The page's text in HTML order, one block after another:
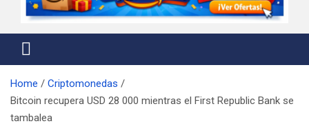
Home
Criptomonedas
Bitcoin recupera USD 28 000 mientras el First Republic Bank se
tambalea